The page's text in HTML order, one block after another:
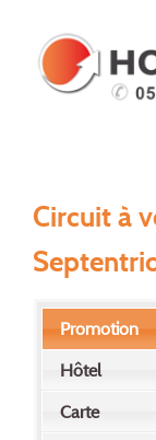
Circuit à
Promotion
Hôtel
Carte